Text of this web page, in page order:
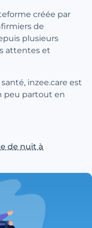
créée par
de
plusieurs
attentes et
inzee.care est
peu partout en
de nuit à